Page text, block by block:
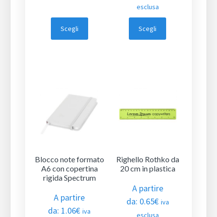
Scegli
esclusa
Scegli
Blocco note formato
A6 con copertina
rigida Spectrum
A partire
da: 1.06€ iva
Righello Rothko da
20 cm in plastica
A partire
da: 0.65€ iva